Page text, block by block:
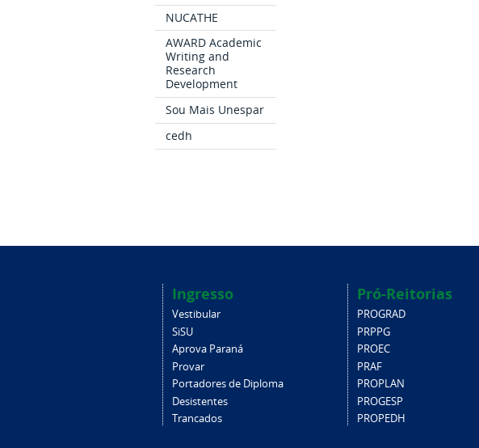
NUCATHE
AWARD Academic
Writing and
Research
Development
Sou Mais Unespar
cedh
Ingresso
Vestibular
SiSU
Aprova Paraná
Provar
Portadores de Diploma
Desistentes
Trancados
Pró-Reitorias
PROGRAD
PRPPG
PROEC
PRAF
PROPLAN
PROGESP
PROPEDH